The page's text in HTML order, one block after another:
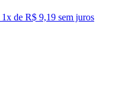
1x de R$ 9,19 sem juros